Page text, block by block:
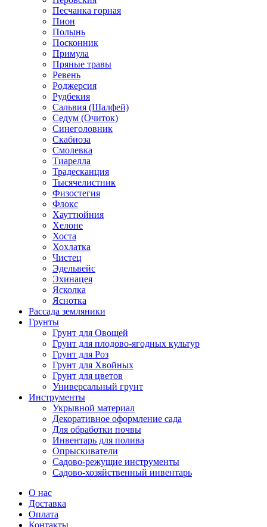
Песчанка горная
Пион
Полынь
Посконник
Примула
Пряные травы
Ревень
Роджерсия
Рудбекия
Сальвия (Шалфей)
Седум (Очиток)
Синеголовник
Скабиоза
Смолевка
Тиарелла
Традесканция
Тысячелистник
Физостегия
Флокс
Хауттюйния
Хелоне
Хоста
Хохлатка
Чистец
Эдельвейс
Эхинацея
Ясколка
Яснотка
Рассада земляники
Грунты
Грунт для Овощей
Грунт для плодово-ягодных культур
Грунт для Роз
Грунт для Хвойных
Грунт для цветов
Универсальный грунт
Инструменты
Укрывной материал
Декоративное оформление сада
Для обработки почвы
Инвентарь для полива
Опрыскиватели
Садово-режущие инструменты
Садово-хозяйственный инвентарь
О нас
Доставка
Оплата
Контакты